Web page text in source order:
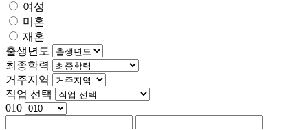
여성
미혼
재혼
출생년도
최종학력
거주지역
직업 선택
010